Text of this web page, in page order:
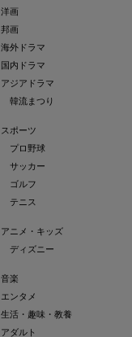
洋画
邦画
海外ドラマ
国内ドラマ
アジアドラマ
韓流まつり
スポーツ
プロ野球
サッカー
ゴルフ
テニス
アニメ・キッズ
ディズニー
音楽
エンタメ
生活・趣味・教養
アダルト